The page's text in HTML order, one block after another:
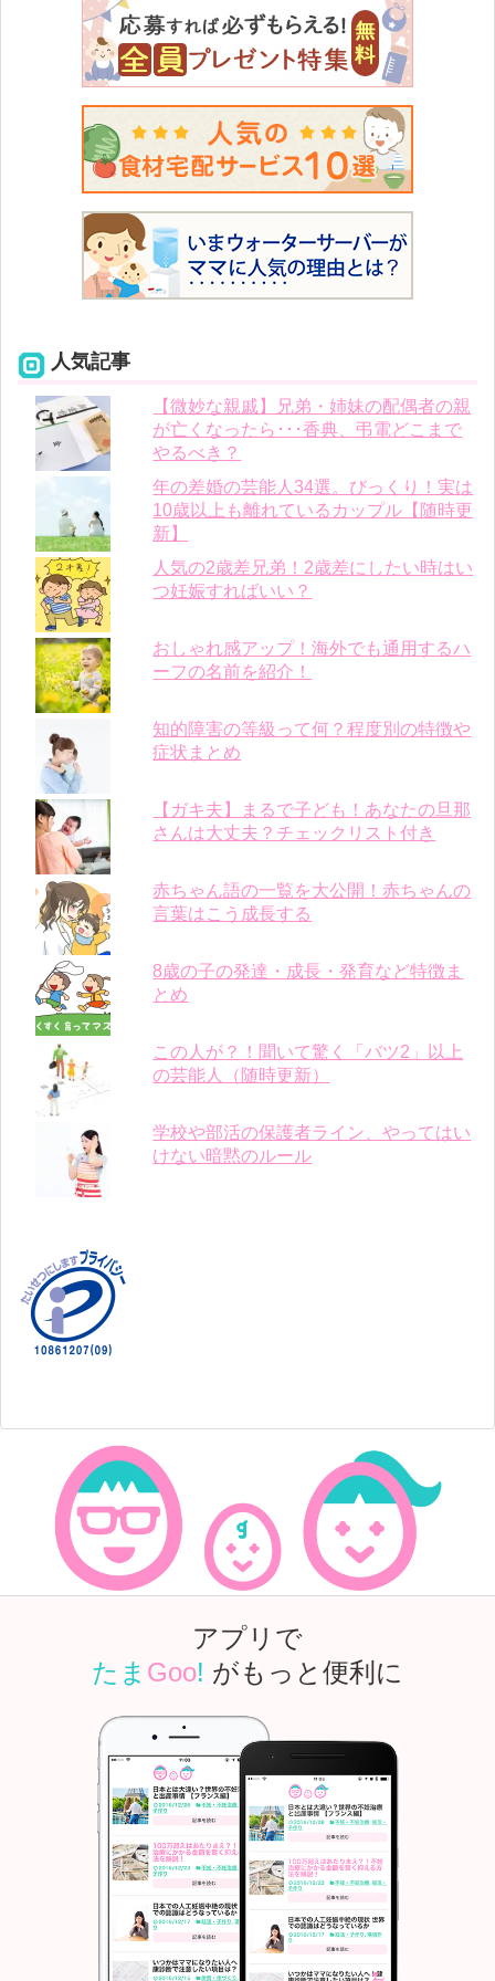
人気記事
【微妙な親戚】兄弟・姉妹の配偶者の親
が亡くなったら･･･香典、弔電どこまで
やるべき？
年の差婚の芸能人34選。びっくり！実は
10歳以上も離れているカップル【随時更
新】
人気の2歳差兄弟！2歳差にしたい時はい
つ妊娠すればいい？
おしゃれ感アップ！海外でも通用するハ
ーフの名前を紹介！
知的障害の等級って何？程度別の特徴や
症状まとめ
【ガキ夫】まるで子ども！あなたの旦那
さんは大丈夫？チェックリスト付き
赤ちゃん語の一覧を大公開！赤ちゃんの
言葉はこう成長する
8歳の子の発達・成長・発育など特徴ま
とめ
この人が？！聞いて驚く「バツ2」以上
の芸能人（随時更新）
学校や部活の保護者ライン、やってはい
けない暗黙のルール
アプリで
たま Goo! がもっと便利に